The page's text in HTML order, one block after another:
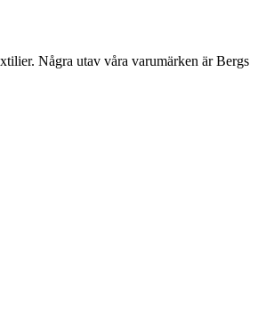
Några utav våra varumärken är Bergs